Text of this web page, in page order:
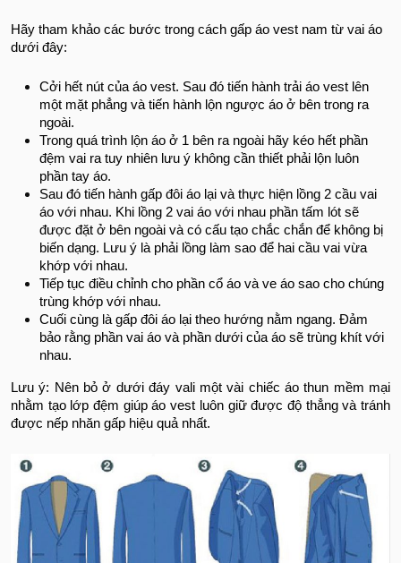
Hãy tham khảo các bước trong cách gấp áo vest nam từ vai áo
dưới đây:
Cởi hết nút của áo vest. Sau đó tiến hành trải áo vest lên
một mặt phẳng và tiến hành lộn ngược áo ở bên trong ra
ngoài.
Trong quá trình lộn áo ở 1 bên ra ngoài hãy kéo hết phần
đệm vai ra tuy nhiên lưu ý không cần thiết phải lộn luôn
phần tay áo.
Sau đó tiến hành gấp đôi áo lại và thực hiện lồng 2 cầu vai
áo với nhau. Khi lồng 2 vai áo với nhau phần tấm lót sẽ
được đặt ở bên ngoài và có cấu tạo chắc chắn để không bị
biến dạng. Lưu ý là phải lồng làm sao để hai cầu vai vừa
khớp với nhau.
Tiếp tục điều chỉnh cho phần cổ áo và ve áo sao cho chúng
trùng khớp với nhau.
Cuối cùng là gấp đôi áo lại theo hướng nằm ngang. Đảm
bảo rằng phần vai áo và phần dưới của áo sẽ trùng khít với
nhau.
Lưu ý: Nên bỏ ở dưới đáy vali một vài chiếc áo thun mềm mại
nhằm tạo lớp đệm giúp áo vest luôn giữ được độ thẳng và tránh
được nếp nhăn gấp hiệu quả nhất.